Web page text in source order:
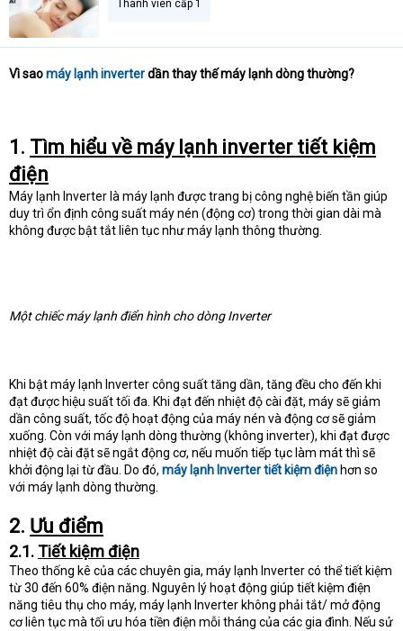
Thành viên cấp 1
Vì saomáy lạnh inverterdần thay thế máy lạnh dòng thường?
1. Tìm hiểu về máy lạnh inverter tiết kiệm
điện
Máy lạnh Inverter là máy lạnh được trang bị công nghệ biến tần giúp
duy trì ổn định công suất máy nén (động cơ) trong thời gian dài mà
không được bật tắt liên tục như máy lạnh thông thường.
Một chiếc máy lạnh điển hình cho dòng Inverter
Khi bật máy lạnh Inverter công suất tăng dần, tăng đều cho đến khi
đạt được hiệu suất tối đa. Khi đạt đến nhiệt độ cài đặt, máy sẽ giảm
dần công suất, tốc độ hoạt động của máy nén và động cơ sẽ giảm
xuống. Còn với máy lạnh dòng thường (không inverter), khi đạt được
nhiệt độ cài đặt sẽ ngắt động cơ, nếu muốn tiếp tục làm mát thì sẽ
khởi động lại từ đầu. Do đó, máy lạnh Inverter tiết kiệm điện hơn so
với máy lạnh dòng thường.
2. Ưu điểm
2.1.Tiết kiệm điện
Theo thống kê của các chuyên gia, máy lạnh Inverter có thể tiết kiệm
từ 30 đến 60% điện năng. Nguyên lý hoạt động giúp tiết kiệm điện
năng tiêu thụ cho máy, máy lạnh Inverter không phải tắt/ mở động
cơ liên tục mà tối ưu hóa tiền điện mỗi tháng của các gia đình. Nếu sử